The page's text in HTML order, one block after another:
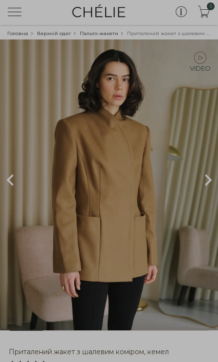
0
Головна Верхній одяг Пальто-жакети Приталений жакет з шалевим коміром, кемел
VIDEO
Приталений жакет з шалевим коміром, кемел